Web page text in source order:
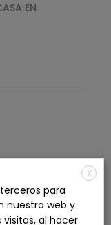
EN
X
para
nuestra web y
al hacer